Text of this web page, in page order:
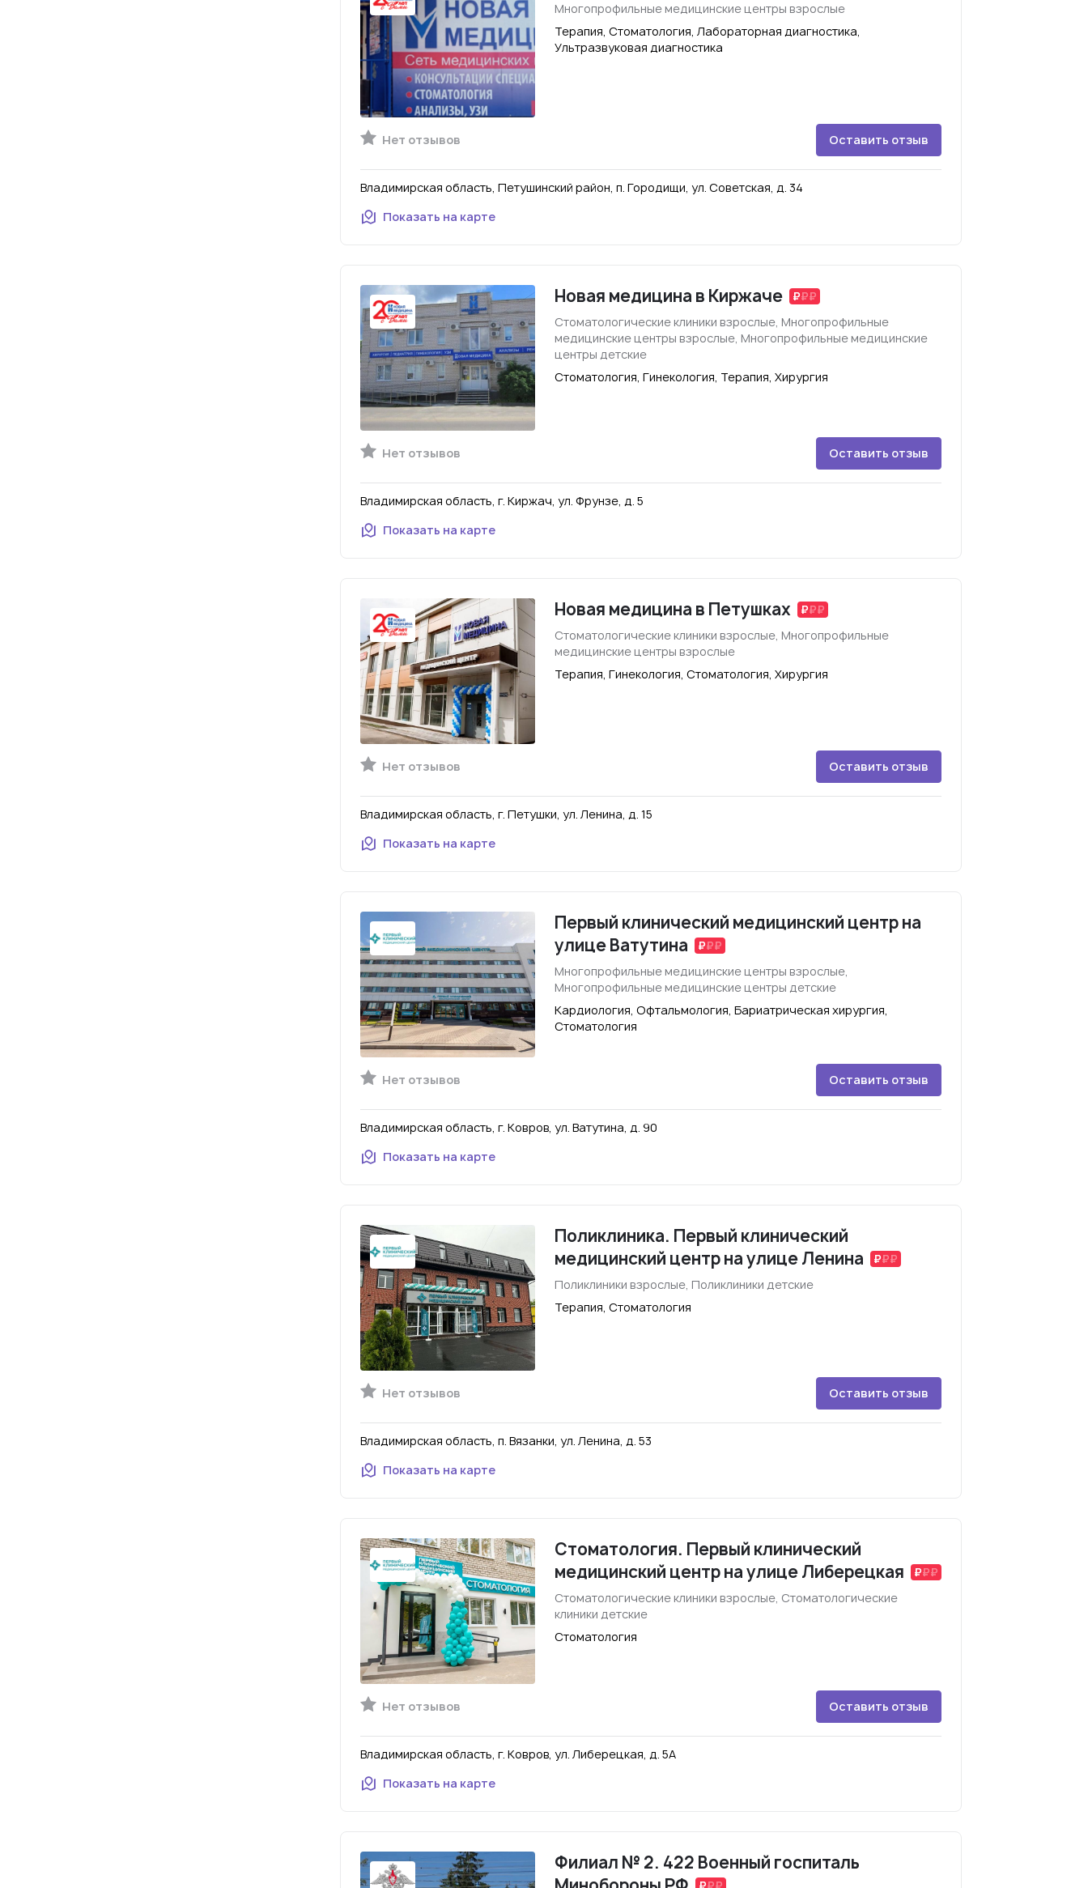
Многопрофильные медицинские центры взрослые
Терапия, Стоматология, Лабораторная диагностика,
Ультразвуковая диагностика
Нет отзывов Оставить отзыв
Владимирская область, Петушинский район, п. Городищи, ул. Советская, д. 34
Показать на карте
Новая медицина в Киржаче
Стоматологические клиники взрослые, Многопрофильные
медицинские центры взрослые, Многопрофильные медицинские
центры детские
Стоматология, Гинекология, Терапия, Хирургия
Нет отзывов Оставить отзыв
Владимирская область, г. Киржач, ул. Фрунзе, д. 5
Показать на карте
Новая медицина в Петушках
Стоматологические клиники взрослые, Многопрофильные
медицинские центры взрослые
Терапия, Гинекология, Стоматология, Хирургия
Нет отзывов Оставить отзыв
Владимирская область, г. Петушки, ул. Ленина, д. 15
Показать на карте
Первый клинический медицинский центр на
улице Ватутина
Многопрофильные медицинские центры взрослые,
Многопрофильные медицинские центры детские
Кардиология, Офтальмология, Бариатрическая хирургия,
Стоматология
Нет отзывов Оставить отзыв
Владимирская область, г. Ковров, ул. Ватутина, д. 90
Показать на карте
Поликлиника. Первый клинический
медицинский центр на улице Ленина
Поликлиники взрослые, Поликлиники детские
Терапия, Стоматология
Нет отзывов Оставить отзыв
Владимирская область, п. Вязанки, ул. Ленина, д. 53
Показать на карте
Стоматология. Первый клинический
медицинский центр на улице Либерецкая
Стоматологические клиники взрослые, Стоматологические
клиники детские
Стоматология
Нет отзывов Оставить отзыв
Владимирская область, г. Ковров, ул. Либерецкая, д. 5А
Показать на карте
Филиал № 2. 422 Военный госпиталь